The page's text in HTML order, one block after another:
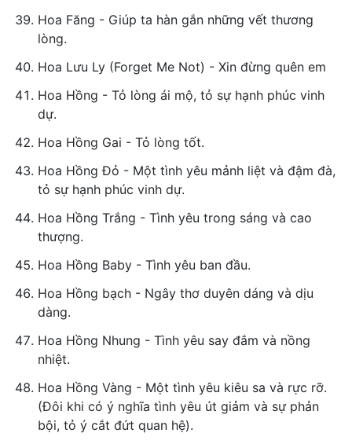
Hoa Făng - Giúp ta hàn gắn những vết thương
lòng.
Hoa Lưu Ly (Forget Me Not) - Xin đừng quên em
Hoa Hồng - Tỏ lòng ái mộ, tỏ sự hạnh phúc vinh
dự.
Hoa Hồng Gai - Tỏ lòng tốt.
Hoa Hồng Đỏ - Một tình yêu mảnh liệt và đậm đà,
tỏ sự hạnh phúc vinh dự.
Hoa Hồng Trắng - Tình yêu trong sáng và cao
thượng.
Hoa Hồng Baby - Tình yêu ban đầu.
Hoa Hồng bạch - Ngây thơ duyên dáng và dịu
dàng.
Hoa Hồng Nhung - Tình yêu say đắm và nồng
nhiệt.
Hoa Hồng Vàng - Một tình yêu kiêu sa và rực rỡ.
(Đôi khi có ý nghĩa tình yêu út giảm và sự phản
bội, tỏ ý cắt đứt quan hệ).